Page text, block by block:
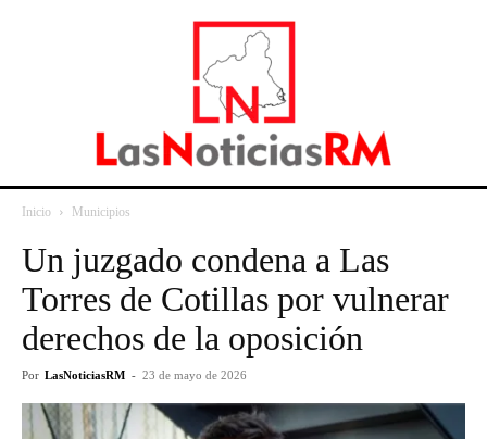
Inicio Municipios
Un juzgado condena a Las
Torres de Cotillas por vulnerar
derechos de la oposición
Por LasNoticiasRM - 23 de mayo de 2026